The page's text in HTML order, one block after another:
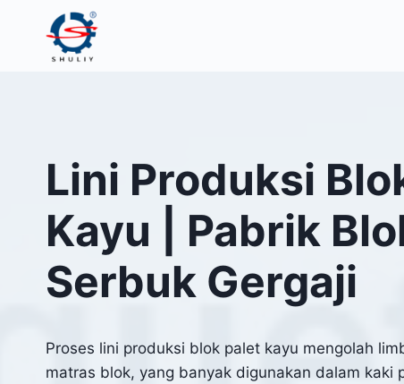
content
Lini Produksi
Kayu | Pabrik
Serbuk Gergaji
Proses lini produksi blok palet kayu mengolah
matras blok, yang banyak digunakan dalam kaki